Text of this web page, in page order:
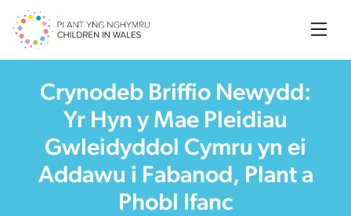
Search
Crynodeb Briffio Newydd:
Yr Hyn y Mae Pleidiau
Gwleidyddol Cymru yn ei
Addawu i Fabanod, Plant a
Phobl Ifanc